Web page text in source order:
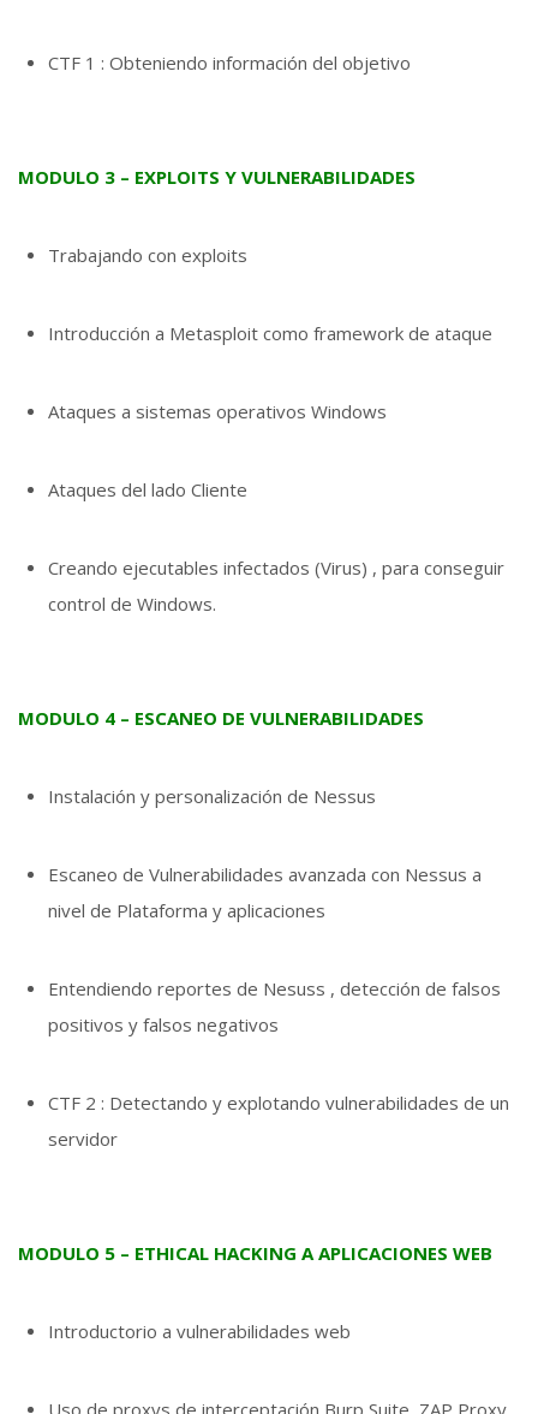
CTF 1 : Obteniendo información del objetivo
MODULO 3 – EXPLOITS Y VULNERABILIDADES
Trabajando con exploits
Introducción a Metasploit como framework de ataque
Ataques a sistemas operativos Windows
Ataques del lado Cliente
Creando ejecutables infectados (Virus) , para conseguir
control de Windows.
MODULO 4 – ESCANEO DE VULNERABILIDADES
Instalación y personalización de Nessus
Escaneo de Vulnerabilidades avanzada con Nessus a
nivel de Plataforma y aplicaciones
Entendiendo reportes de Nesuss , detección de falsos
positivos y falsos negativos
CTF 2 : Detectando y explotando vulnerabilidades de un
servidor
MODULO 5 – ETHICAL HACKING A APLICACIONES WEB
Introductorio a vulnerabilidades web
Uso de proxys de interceptación Burp Suite, ZAP Proxy